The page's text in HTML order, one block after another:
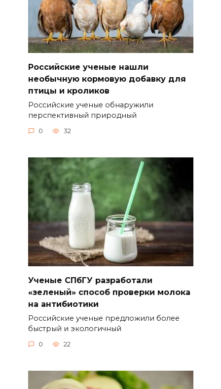
Российские ученые нашли
необычную кормовую добавку для
птицы и кроликов
Российские ученые обнаружили
перспективный природный
0 32
Ученые СПбГУ разработали
«зеленый» способ проверки молока
на антибиотики
Российские ученые предложили более
быстрый и экологичный
0 22